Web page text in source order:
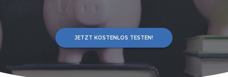
JETZT KOSTENLOS TESTEN!